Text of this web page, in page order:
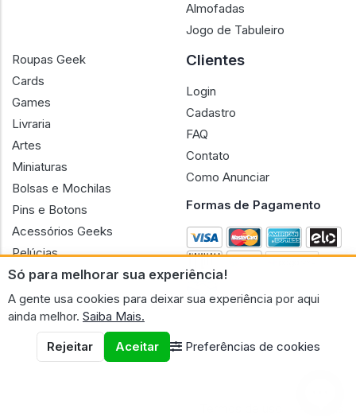
Só para melhorar sua experiência!
A gente usa cookies para deixar sua experiência por aqui
ainda melhor. Saiba Mais.
Rejeitar
Aceitar Preferências de cookies
Almofadas
Jogo de Tabuleiro
Roupas Geek
Cards
Games
Livraria
Artes
Miniaturas
Bolsas e Mochilas
Pins e Botons
Acessórios Geeks
Pelúcias
Bonecas
Clientes
Login
Cadastro
FAQ
Contato
Como Anunciar
Formas de Pagamento
CNPJ n.º 30.220.458/0001-17 - GERAL GEEK PORTAL ELETRONICO